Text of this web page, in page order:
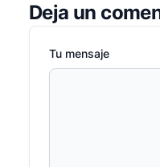
Deja un
Tu mensaje